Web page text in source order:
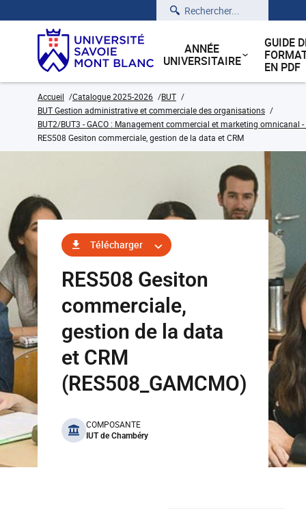
Rechercher
ANNÉE
UNIVERSITAIRE
GUIDE
EN PDF
Accueil Catalogue 2025-2026
BUT
BUT Gestion administrative et commerciale des organisations
BUT2/BUT3 - GACO : Management commercial et marketing omnicanal
RES508 Gesiton commerciale, gestion de la data et CRM
Télécharger
RES508 Gesiton
commerciale,
gestion de la data
et CRM
(RES508_GAMCMO)
benefits
COMPOSANTE
IUT de Chambéry